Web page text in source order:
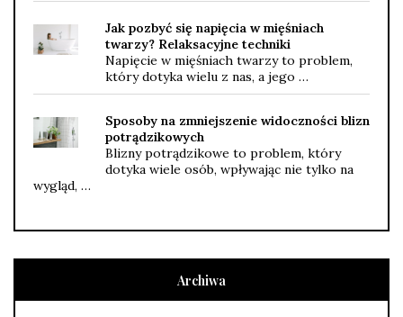
Jak pozbyć się napięcia w mięśniach
twarzy? Relaksacyjne techniki
Napięcie w mięśniach twarzy to problem,
który dotyka wielu z nas, a jego …
Sposoby na zmniejszenie widoczności blizn
potrądzikowych
Blizny potrądzikowe to problem, który
dotyka wiele osób, wpływając nie tylko na
wygląd, …
Archiwa